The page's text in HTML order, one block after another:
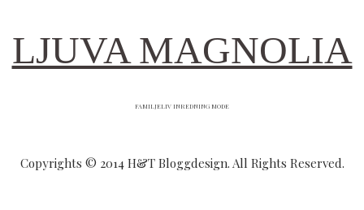
LJUVA MAGNOLIA
FAMILJELIV INREDNING MODE
Copyrights © 2014 H&T Bloggdesign. All Rights Reserved.